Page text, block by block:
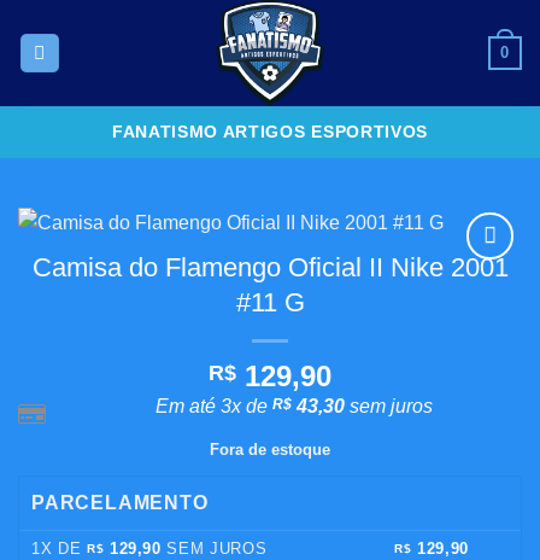
content
0
FANATISMO ARTIGOS ESPORTIVOS
Adicionar
Camisa do Flamengo Oficial II Nike 2001
#11 G
R$ 129,90
Em até 3x de R$ 43,30 sem juros
Fora de estoque
PARCELAMENTO
1X DE R$ 129,90 SEM JUROS R$ 129,90